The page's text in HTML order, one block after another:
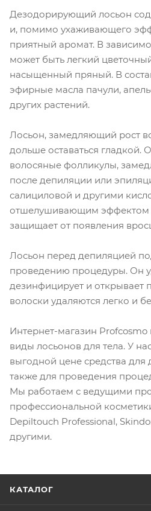
Дезодорирующий лосьон
и, помимо ухаживающего
приятный аромат. В
может быть легкий
насыщенный пряный. В
эфирные масла пачули,
других растений.
Лосьон, замедляющий рост
дольше оставаться гладкой.
волосяные фолликулы,
после депиляции или
салициловой и другими
отшелушивающим эффектом
защищает от появления
Лосьон перед депиляцией
проведению процедуры. Он
дезинфицирует и открывает
волоски удаляются легко и
Интернет-магазин
виды лосьонов для тела. У
выгодной цене средства для
также для проведения
Мы работаем с ведущими
профессиональной
Depiltouch Professional,
другими.
КАТАЛОГ